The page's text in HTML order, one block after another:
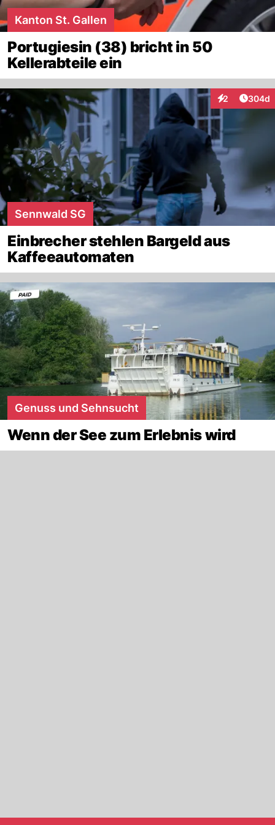
Kanton St. Gallen
Portugiesin (38) bricht in 50
Kellerabteile ein
2
Interaktionen
304d
Sennwald SG
Einbrecher stehlen Bargeld aus
Kaffeeautomaten
Genuss und Sehnsucht
Wenn der See zum Erlebnis wird